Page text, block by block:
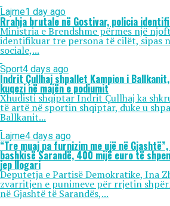
Lajme1 day ago
Rrahja brutale në Gostivar, policia
Ministria e Brendshme përmes një
identifikuar tre persona të cilët, sipas
sociale,...
Sport4 days ago
Indrit Çullhaj shpallet Kampion i
kuqezi në majën e podiumit
Xhudisti shqiptar Indrit Çullhaj ka
të artë në sportin shqiptar, duke u
Ballkanit...
Lajme4 days ago
“Tre muaj pa furnizim me ujë në
bashkisë Sarandë, 400 mijë euro të
jep llogari
Deputetja e Partisë Demokratike, Ina
zvarritjen e punimeve për rrjetin
në Gjashtë të Sarandës,...